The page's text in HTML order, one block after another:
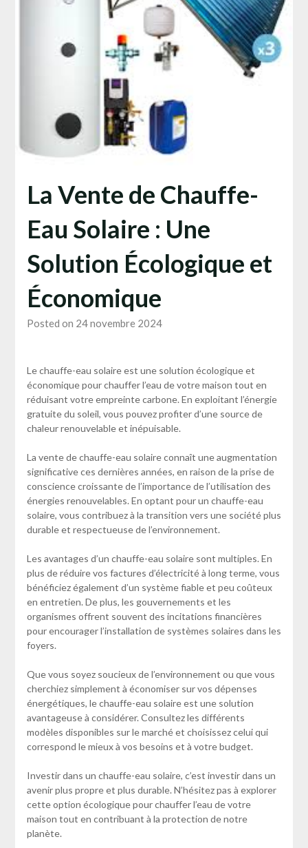
La Vente de Chauffe-
Eau Solaire : Une
Solution Écologique et
Économique
Posted on 24 novembre 2024
Le chauffe-eau solaire est une solution écologique et
économique pour chauffer l’eau de votre maison tout en
réduisant votre empreinte carbone. En exploitant l’énergie
gratuite du soleil, vous pouvez profiter d’une source de
chaleur renouvelable et inépuisable.
La vente de chauffe-eau solaire connaît une augmentation
significative ces dernières années, en raison de la prise de
conscience croissante de l’importance de l’utilisation des
énergies renouvelables. En optant pour un chauffe-eau
solaire, vous contribuez à la transition vers une société plus
durable et respectueuse de l’environnement.
Les avantages d’un chauffe-eau solaire sont multiples. En
plus de réduire vos factures d’électricité à long terme, vous
bénéficiez également d’un système fiable et peu coûteux
en entretien. De plus, les gouvernements et les
organismes offrent souvent des incitations financières
pour encourager l’installation de systèmes solaires dans les
foyers.
Que vous soyez soucieux de l’environnement ou que vous
cherchiez simplement à économiser sur vos dépenses
énergétiques, le chauffe-eau solaire est une solution
avantageuse à considérer. Consultez les différents
modèles disponibles sur le marché et choisissez celui qui
correspond le mieux à vos besoins et à votre budget.
Investir dans un chauffe-eau solaire, c’est investir dans un
avenir plus propre et plus durable. N’hésitez pas à explorer
cette option écologique pour chauffer l’eau de votre
maison tout en contribuant à la protection de notre
planète.